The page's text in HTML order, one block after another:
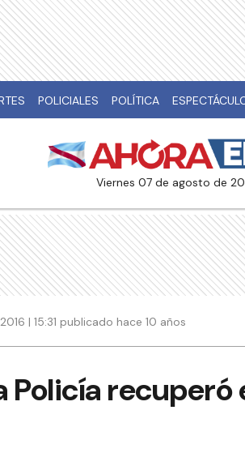
POLICIALES POLÍTICA
viernes 07 de agosto de
| 15:31 publicado hace 10 años
Policía